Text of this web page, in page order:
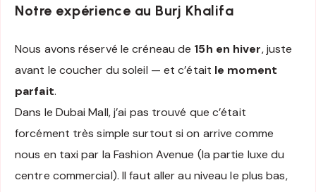
Notre expérience au Burj Khalifa
Nous avons réservé le créneau de 15h en hiver, juste
avant le coucher du soleil — et c’était le moment
parfait.
Dans le Dubai Mall, j’ai pas trouvé que c’était
forcément très simple surtout si on arrive comme
nous en taxi par la Fashion Avenue (la partie luxe du
centre commercial). Il faut aller au niveau le plus bas,